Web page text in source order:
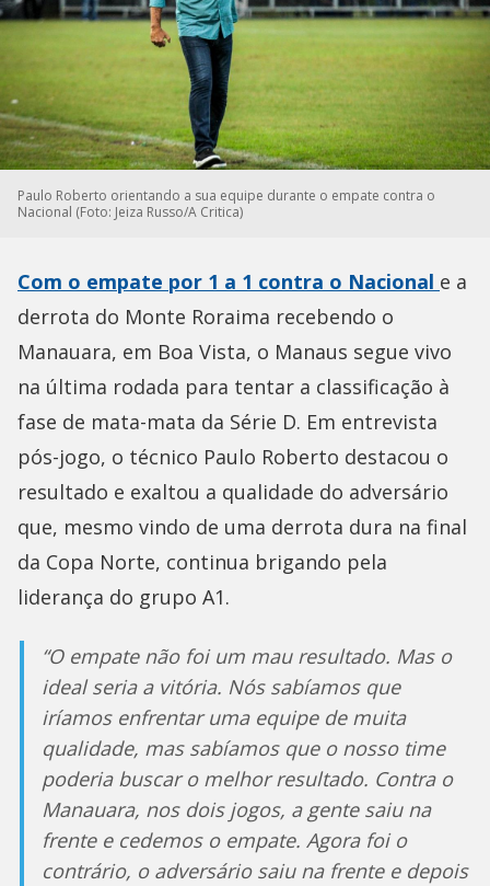
Paulo Roberto orientando a sua equipe durante o empate contra o
Nacional (Foto: Jeiza Russo/A Critica)
Com o empate por 1 a 1 contra o Nacional e a
derrota do Monte Roraima recebendo o
Manauara, em Boa Vista, o Manaus segue vivo
na última rodada para tentar a classificação à
fase de mata-mata da Série D. Em entrevista
pós-jogo, o técnico Paulo Roberto destacou o
resultado e exaltou a qualidade do adversário
que, mesmo vindo de uma derrota dura na final
da Copa Norte, continua brigando pela
liderança do grupo A1.
“O empate não foi um mau resultado. Mas o
ideal seria a vitória. Nós sabíamos que
iríamos enfrentar uma equipe de muita
qualidade, mas sabíamos que o nosso time
poderia buscar o melhor resultado. Contra o
Manauara, nos dois jogos, a gente saiu na
frente e cedemos o empate. Agora foi o
contrário, o adversário saiu na frente e depois